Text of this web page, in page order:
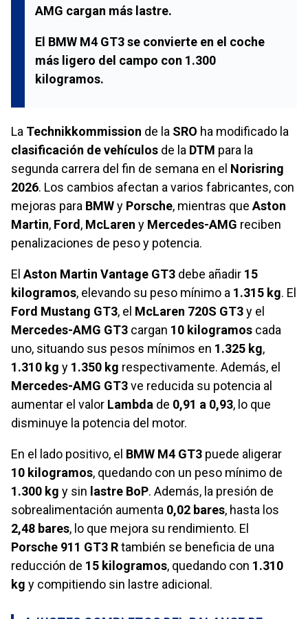
AMG cargan más lastre.
El BMW M4 GT3 se convierte en el coche
más ligero del campo con 1.300
kilogramos.
La Technikkommission de la SRO ha modificado la
clasificación de vehículos de la DTM para la
segunda carrera del fin de semana en el Norisring
2026. Los cambios afectan a varios fabricantes, con
mejoras para BMWy Porsche, mientras que Aston
Martin, Ford, McLaren y Mercedes-AMG reciben
penalizaciones de peso y potencia.
El Aston Martin Vantage GT3 debe añadir 15
kilogramos, elevando su peso mínimo a 1.315 kg. El
Ford Mustang GT3, el McLaren 720S GT3y el
Mercedes-AMG GT3 cargan 10 kilogramos cada
uno, situando sus pesos mínimos en 1.325 kg,
1.310 kg y 1.350 kg respectivamente. Además, el
Mercedes-AMG GT3ve reducida su potencia al
aumentar el valor Lambda de 0,91 a 0,93, lo que
disminuye la potencia del motor.
En el lado positivo, el BMW M4 GT3 puede aligerar
10 kilogramos, quedando con un peso mínimo de
1.300 kg y sin lastre BoP. Además, la presión de
sobrealimentación aumenta 0,02 bares, hasta los
2,48 bares, lo que mejora su rendimiento. El
Porsche 911 GT3 Rtambién se beneficia de una
reducción de 15 kilogramos, quedando con 1.310
kg y compitiendo sin lastre adicional.